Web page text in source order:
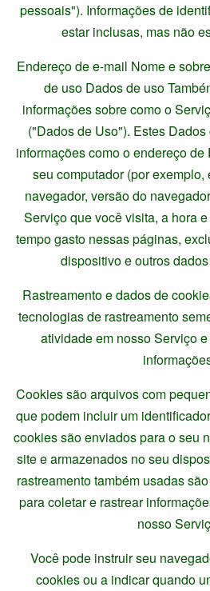
pessoais"). Informações de
estar inclusas, mas não
Endereço de e-mail Nome e
de uso Dados de uso
informações sobre como o
("Dados de Uso"). Estes
informações como o endereço
seu computador (por
navegador, versão do
Serviço que você visita, a hora
tempo gasto nessas páginas,
dispositivo e outros
Rastreamento e dados de
tecnologias de rastreamento
atividade em nosso Serviço
Cookies são arquivos com
que podem incluir um
cookies são enviados para o seu
site e armazenados no seu
rastreamento também usadas
para coletar e rastrear
nosso
Você pode instruir seu
cookies ou a indicar quando